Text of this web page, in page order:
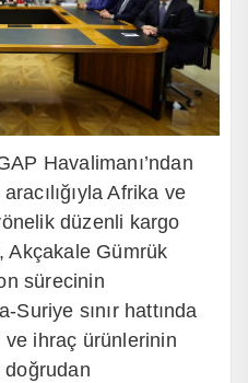
Havalimanı’ndan
Afrika ve
düzenli kargo
Akçakale Gümrük
sürecinin
Suriye sınır hattında
ve ihraç ürünlerinin
doğrudan